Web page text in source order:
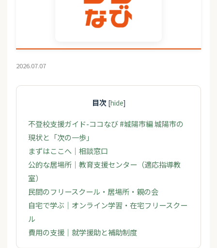
2026.07.07
目次 [hide]
不登校支援ガイド-ココなび #城陽市編 城陽市の
現状と「次の一歩」
まずはここへ｜相談窓口
公的な居場所｜教育支援センター（適応指導教
室）
民間のフリースクール・居場所・親の会
自宅で学ぶ｜オンライン学習・在宅フリースクー
ル
費用の支援｜就学援助と補助制度